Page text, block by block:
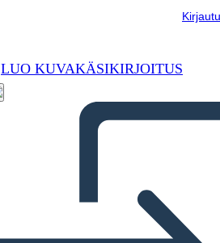
LUO KUVAKÄSIKIRJOITUS